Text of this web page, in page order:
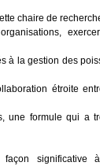
chaire de
à la gestion des
étroite
une formule qui a
façon significative